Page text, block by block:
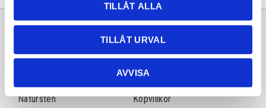
TILLÅT ALLA
TILLÅT URVAL
AVVISA
Laminat
Natursten
Information
Kundtjänst
Frågor & svar
Köpvillkor